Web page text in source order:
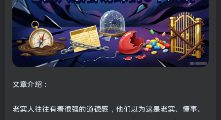
文章介绍：
老实人往往有着很强的道德感，他们以为这是老实、懂事、